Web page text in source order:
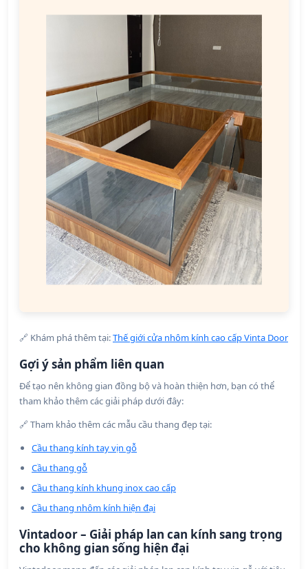
🔗 Khám phá thêm tại:Thế giới cửa nhôm kính cao cấp Vinta Door
Gợi ý sản phẩm liên quan
Để tạo nên không gian đồng bộ và hoàn thiện hơn, bạn có thể
tham khảo thêm các giải pháp dưới đây:
🔗 Tham khảo thêm các mẫu cầu thang đẹp tại:
Cầu thang kính tay vịn gỗ
Cầu thang gỗ
Cầu thang kính khung inox cao cấp
Cầu thang nhôm kính hiện đại
Vintadoor – Giải pháp lan can kính sang trọng
cho không gian sống hiện đại